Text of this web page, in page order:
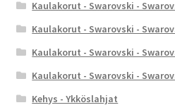
Kaulakorut - Swarovski -
Kaulakorut - Swarovski -
Kaulakorut - Swarovski -
Kaulakorut - Swarovski -
Kehys - Ykköslahjat